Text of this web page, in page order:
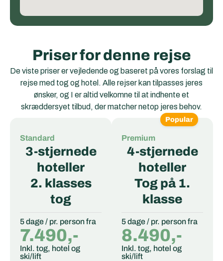
Priser for denne rejse
De viste priser er vejledende og baseret på vores forslag til
rejse med tog og hotel. Alle rejser kan tilpasses jeres
ønsker, og I er altid velkomne til at indhente et
skræddersyet tilbud, der matcher netop jeres behov.
Standard
3-stjernede
hoteller
2. klasses
tog
5 dage / pr. person fra
7.490,-
Inkl. tog, hotel og
ski/lift
Premium
4-stjernede
hoteller
Tog på 1.
klasse
5 dage / pr. person fra
8.490,-
Inkl. tog, hotel og
ski/lift
Popular